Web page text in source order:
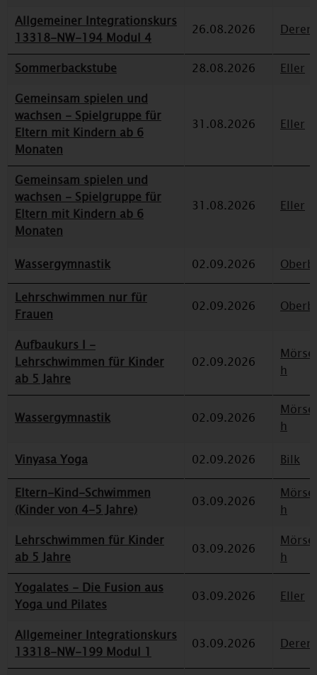
Allgemeiner Integrationskurs
13318-NW-194 Modul 4
26.08.2026
Sommerbackstube 28.08.2026
Eller
Gemeinsam spielen und
wachsen - Spielgruppe für
Eltern mit Kindern ab 6
Monaten
31.08.2026 Eller
Gemeinsam spielen und
wachsen - Spielgruppe für
Eltern mit Kindern ab 6
Monaten
31.08.2026 Eller
Wassergymnastik 02.09.2026
Lehrschwimmen nur für
Frauen
02.09.2026
Aufbaukurs I -
Lehrschwimmen für Kinder
ab 5 Jahre
02.09.2026
h
Wassergymnastik 02.09.2026
h
Vinyasa Yoga
02.09.2026
Bilk
Eltern-Kind-Schwimmen
(Kinder von 4-5 Jahre)
03.09.2026
h
Lehrschwimmen für Kinder
ab 5 Jahre
03.09.2026
h
Yogalates - Die Fusion aus
Yoga und Pilates
03.09.2026 Eller
Allgemeiner Integrationskurs
13318-NW-199 Modul 1
03.09.2026